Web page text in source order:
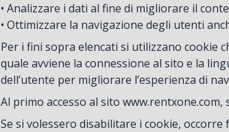
• Analizzare i dati al fine di migliorare il
• Ottimizzare la navigazione degli utenti
Per i fini sopra elencati si utilizzano cookie
quale avviene la connessione al sito e la
dell’utente per migliorare l’esperienza di
Al primo accesso al sito
Se si volessero disabilitare i cookie,